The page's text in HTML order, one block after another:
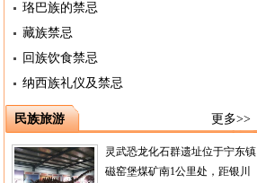
珞巴族的禁忌
藏族禁忌
回族饮食禁忌
纳西族礼仪及禁忌
更多>>
民族旅游
灵武恐龙化石群遗址位于宁东镇
磁窑堡煤矿南1公里处，距银川